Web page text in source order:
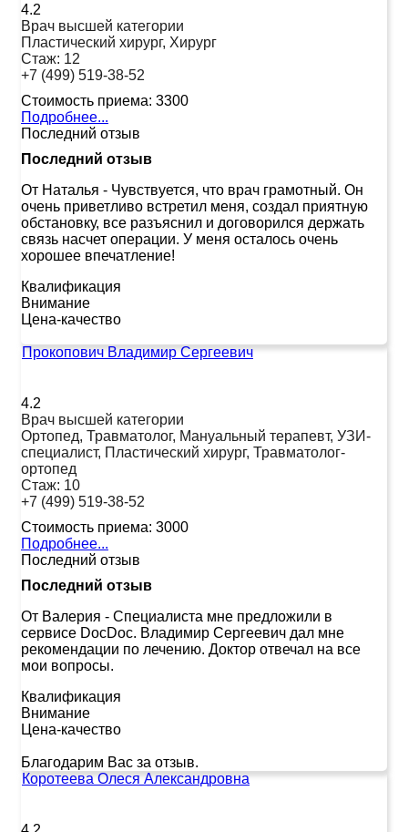
4.2
Врач высшей категории
Пластический хирург, Хирург
Стаж: 12
+7 (499) 519-38-52
Стоимость приема: 3300
Подробнее...
Последний отзыв
Последний отзыв
От Наталья - Чувствуется, что врач грамотный. Он
очень приветливо встретил меня, создал приятную
обстановку, все разъяснил и договорился держать
связь насчет операции. У меня осталось очень
хорошее впечатление!
Квалификация
Внимание
Цена-качество
Прокопович Владимир Сергеевич
4.2
Врач высшей категории
Ортопед, Травматолог, Мануальный терапевт, УЗИ-
специалист, Пластический хирург, Травматолог-
ортопед
Стаж: 10
+7 (499) 519-38-52
Стоимость приема: 3000
Подробнее...
Последний отзыв
Последний отзыв
От Валерия - Специалиста мне предложили в
сервисе DocDoc. Владимир Сергеевич дал мне
рекомендации по лечению. Доктор отвечал на все
мои вопросы.
Квалификация
Внимание
Цена-качество
Благодарим Вас за отзыв.
Коротеева Олеся Александровна